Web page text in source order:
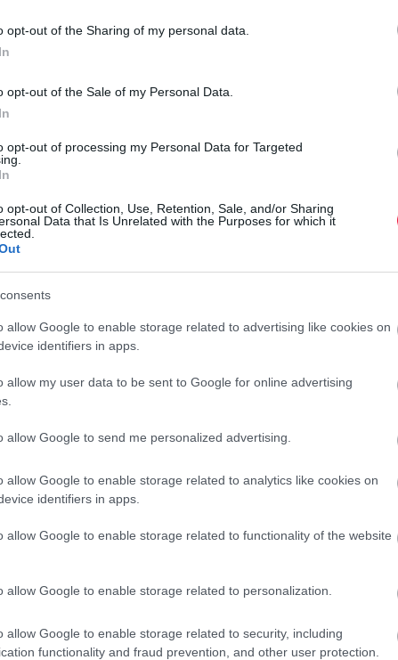
opt-out of the Sharing of my personal data.
opt-out of the Sale of my Personal Data.
opt-out of processing my Personal Data for Targeted
opt-out of Collection, Use, Retention, Sale, and/or Sharing
Data that Is Unrelated with the Purposes for which it
allow Google to enable storage related to advertising like cookies on
identifiers in apps.
allow my user data to be sent to Google for online advertising
allow Google to send me personalized advertising.
allow Google to enable storage related to analytics like cookies on
identifiers in apps.
allow Google to enable storage related to functionality of the website
allow Google to enable storage related to personalization.
allow Google to enable storage related to security, including
functionality and fraud prevention, and other user protection.
már februárban, az eredetileg tervezettnél korábban
hatással lesz, de az alelnök erről részleteket nem
modellcsalád első tagja) több rangos autóipari díjat is
Világ Év Autója és a Világ Év Elektromos Autója
háttér, valamint a rendelkezésre álló, magasan képzett
autóipar több évtizedes gyártási tapasztalata is fontos
a kínai versenytársakkal szembeni vámok vagy
fontosnak tartja a kiegyensúlyozott versenyfeltételek
jellemzi, ami véleménye szerint hozzájárul a
szerint helyi gyártással szolgálják ki, miközben
Kínában értékesített járműveik több mint 85 százalékát
létre a dél-karolinai üzemet, amely ma a vállalat
felét állítja elő.
amellett, hogy legkésőbb 2050-re elérje a nettó zéró
célkitűzéseivel. Hozzátette: a világos és átfogó
a vállalatok számára. (Az MTI összeállítása alapján)
BMW